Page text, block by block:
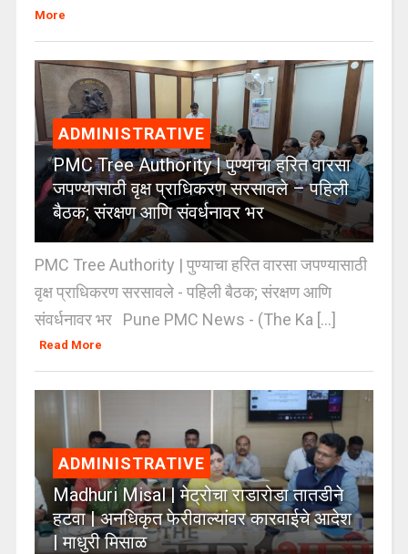
More
ADMINISTRATIVE
PMC Tree Authority | पुण्याचा हरित वारसा
जपण्यासाठी वृक्ष प्राधिकरण सरसावले – पहिली
बैठक; संरक्षण आणि संवर्धनावर भर
PMC Tree Authority | पुण्याचा हरित वारसा जपण्यासाठी
वृक्ष प्राधिकरण सरसावले - पहिली बैठक; संरक्षण आणि
संवर्धनावर भर Pune PMC News - (The Ka [...]
Read More
ADMINISTRATIVE
Madhuri Misal | मेट्रोचा राडारोडा तातडीने
हटवा | अनधिकृत फेरीवाल्यांवर कारवाईचे आदेश
| माधुरी मिसाळ